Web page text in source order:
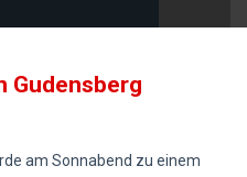
Gudensberg
am Sonnabend zu einem